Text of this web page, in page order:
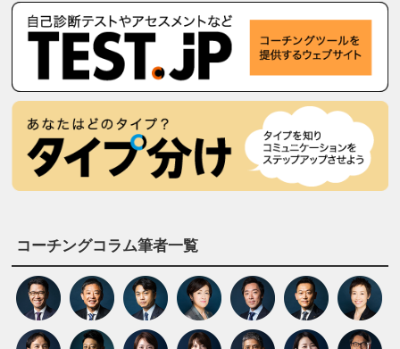
コーチングコラム筆者一覧